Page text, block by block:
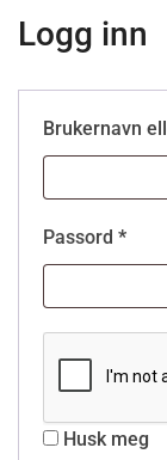
Logg inn
Brukernavn
Passord *
Husk meg